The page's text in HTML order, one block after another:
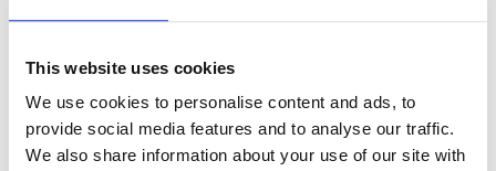
This website uses cookies
We use cookies to personalise content and ads, to
provide social media features and to analyse our traffic.
We also share information about your use of our site with
experience) Westerhaar, Hollandiában
Salary:from 14,99€/h star_border 0/5(0 reviews)